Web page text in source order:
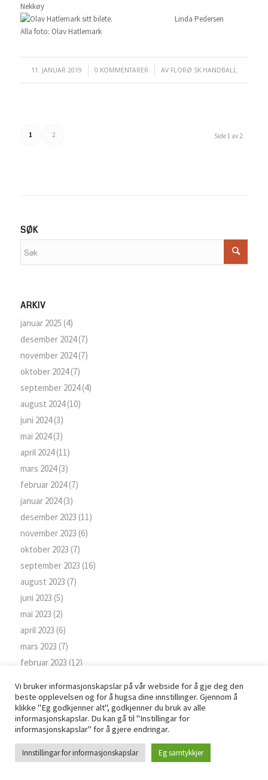
Nekkøy
Linda Pedersen
Alla foto: Olav Hatlemark
11. JANUAR 2019
/ 0 KOMMENTARER
/ AV FLORØ SK HANDBALL
Side 1 av 2
1 2
SØK
ARKIV
januar 2025 (4)
desember 2024(7)
november 2024(7)
oktober 2024(7)
september 2024(4)
august 2024(10)
juni 2024(3)
mai 2024(3)
april 2024(11)
mars 2024(3)
februar 2024(7)
januar 2024(3)
desember 2023 (11)
november 2023 (6)
oktober 2023 (7)
september 2023 (16)
august 2023 (7)
juni 2023 (5)
mai 2023 (2)
april 2023 (6)
mars 2023 (7)
februar 2023 (12)
desember 2022(12)
november 2022(11)
oktober 2022(9)
september 2022(14)
august 2022(6)
Vi bruker informasjonskapslar på vår webside for å gje deg den
beste opplevelsen og for å hugsa dine innstillinger. Gjennom å
klikke "Eg godkjenner alt", godkjenner du bruk av alle
informasjonskapslar. Du kan gå til "Instillingar for
informasjonskapslar" for å gjere endringar.
Innstillingar for informasjonskapslar Eg samtykkjer